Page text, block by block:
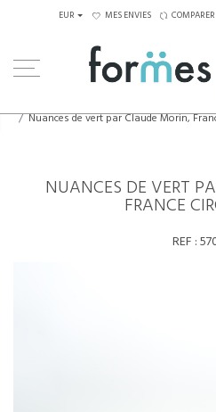
EUR MES ENVIES COMPARER
Nuances de vert par Claude Morin,
NUANCES DE VERT
FRANCE
REF :